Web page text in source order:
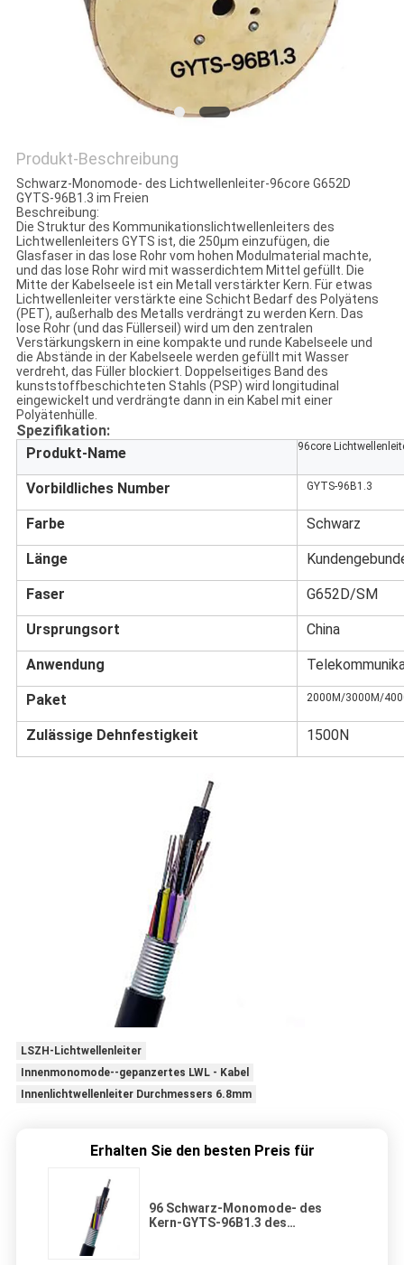
Produkt-Beschreibung
Schwarz-Monomode- des Lichtwellenleiter-96core G652D
GYTS-96B1.3 im Freien
Beschreibung:
Die Struktur des Kommunikationslichtwellenleiters des
Lichtwellenleiters GYTS ist, die 250μm einzufügen, die
Glasfaser in das lose Rohr vom hohen Modulmaterial machte,
und das lose Rohr wird mit wasserdichtem Mittel gefüllt. Die
Mitte der Kabelseele ist ein Metall verstärkter Kern. Für etwas
Lichtwellenleiter verstärkte eine Schicht Bedarf des Polyätens
(PET), außerhalb des Metalls verdrängt zu werden Kern. Das
lose Rohr (und das Füllerseil) wird um den zentralen
Verstärkungskern in eine kompakte und runde Kabelseele und
die Abstände in der Kabelseele werden gefüllt mit Wasser
verdreht, das Füller blockiert. Doppelseitiges Band des
kunststoffbeschichteten Stahls (PSP) wird longitudinal
eingewickelt und verdrängte dann in ein Kabel mit einer
Polyätenhülle.
Spezifikation:
Produkt-Name
96core
Vorbildliches Number GYTS-96B1.3
Farbe Schwarz
Länge
Faser G652D/SM
Ursprungsort China
Anwendung
Paket 2000M/3000M/
Zulässige Dehnfestigkeit 1500N
LSZH-Lichtwellenleiter
Innenmonomode--gepanzertes LWL - Kabel
Innenlichtwellenleiter Durchmessers 6.8mm
Erhalten Sie den besten Preis für
96 Schwarz-Monomode- des
Kern-GYTS-96B1.3 des